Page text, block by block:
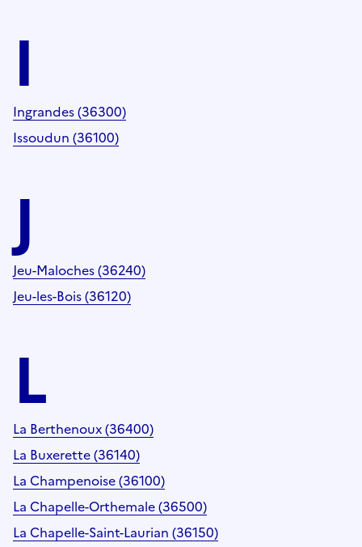
I
Ingrandes (36300)
Issoudun (36100)
J
Jeu-Maloches (36240)
Jeu-les-Bois (36120)
L
La Berthenoux (36400)
La Buxerette (36140)
La Champenoise (36100)
La Chapelle-Orthemale (36500)
La Chapelle-Saint-Laurian (36150)